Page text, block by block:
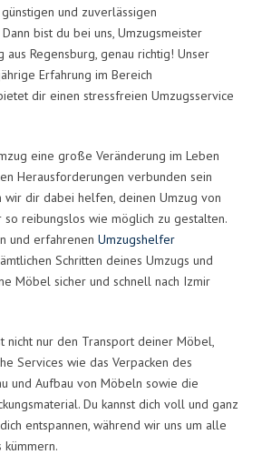
und zuverlässigen
bist du bei uns, Umzugsmeister
aus Regensburg, genau richtig! Unser
Erfahrung im Bereich
dir einen stressfreien Umzugsservice
eine große Veränderung im Leben
Herausforderungen verbunden sein
wir dir dabei helfen, deinen Umzug von
so reibungslos wie möglich zu gestalten.
und erfahrenen Umzugshelfer
Schritten deines Umzugs und
Möbel sicher und schnell nach Izmir
nicht nur den Transport deiner Möbel,
Services wie das Verpacken des
und Aufbau von Möbeln sowie die
Du kannst dich voll und ganz
entspannen, während wir uns um alle
kümmern.